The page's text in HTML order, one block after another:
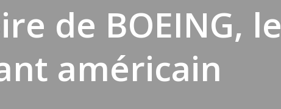
de BOEING, le
américain